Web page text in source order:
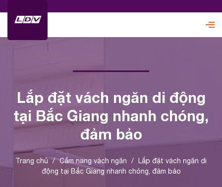
Lắp đặt vách ngăn di động
tại Bắc Giang nhanh chóng,
đảm bảo
Trang chủ / Cẩm nang vách ngăn / Lắp đặt vách ngăn di
động tại Bắc Giang nhanh chóng, đảm bảo